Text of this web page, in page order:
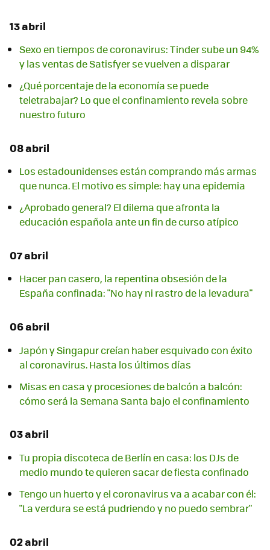
13 abril
Sexo en tiempos de coronavirus: Tinder sube un 94%
y las ventas de Satisfyer se vuelven a disparar
¿Qué porcentaje de la economía se puede
teletrabajar? Lo que el confinamiento revela sobre
nuestro futuro
08 abril
Los estadounidenses están comprando más armas
que nunca. El motivo es simple: hay una epidemia
¿Aprobado general? El dilema que afronta la
educación española ante un fin de curso atípico
07 abril
Hacer pan casero, la repentina obsesión de la
España confinada: "No hay ni rastro de la levadura"
06 abril
Japón y Singapur creían haber esquivado con éxito
al coronavirus. Hasta los últimos días
Misas en casa y procesiones de balcón a balcón:
cómo será la Semana Santa bajo el confinamiento
03 abril
Tu propia discoteca de Berlín en casa: los DJs de
medio mundo te quieren sacar de fiesta confinado
Tengo un huerto y el coronavirus va a acabar con él:
"La verdura se está pudriendo y no puedo sembrar"
02 abril